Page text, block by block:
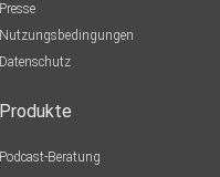
Presse
Nutzungsbedingungen
Datenschutz
Produkte
Podcast-Beratung